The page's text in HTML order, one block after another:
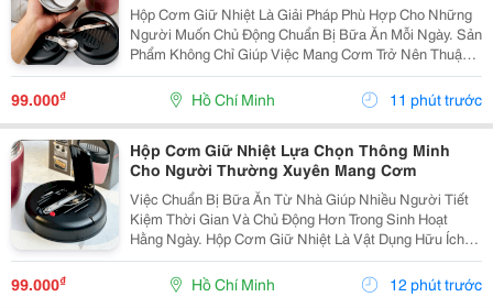
Hộp Cơm Giữ Nhiệt Là Giải Pháp Phù Hợp Cho Những
Người Muốn Chủ Động Chuẩn Bị Bữa Ăn Mỗi Ngày. Sản
Phẩm Không Chỉ Giúp Việc Mang Cơm Trở Nên Thuận
Tiện Hơn Mà Còn Phù Hợp Với Nhiều Nhu Cầu Sử
Dụng Như Đi Học, Đi Làm, Du Lịch Hoặc Các Hoạt Động
Ngoài...
99.000₫ Hồ Chí Minh 11 phút trước
Hộp Cơm Giữ Nhiệt Lựa Chọn Thông Minh
Cho Người Thường Xuyên Mang Cơm
Việc Chuẩn Bị Bữa Ăn Từ Nhà Giúp Nhiều Người Tiết
Kiệm Thời Gian Và Chủ Động Hơn Trong Sinh Hoạt
Hằng Ngày. Hộp Cơm Giữ Nhiệt Là Vật Dụng Hữu Ích,
Phù Hợp Cho Những Ai Muốn Mang Theo Cơm Đến
Trường, Văn Phòng Hoặc Sử Dụng Trong Các Hoạt
Động Ngoài...
99.000₫ Hồ Chí Minh 12 phút trước